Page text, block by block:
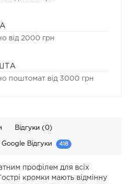
від 2000 грн
поштомат від 3000 грн
Відгуки (0)
Google Відгуки 418
профілем для всіх
кромки мають відмінну